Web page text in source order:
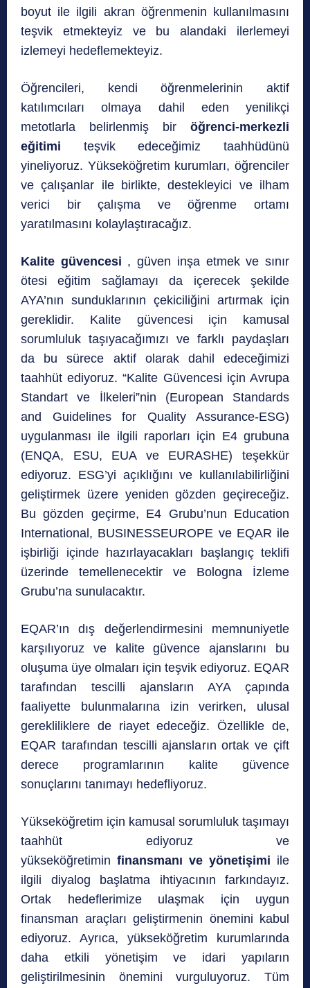
boyut ile ilgili akran öğrenmenin kullanılmasını
teşvik etmekteyiz ve bu alandaki ilerlemeyi
izlemeyi hedeflemekteyiz.
Öğrencileri, kendi öğrenmelerinin aktif
katılımcıları olmaya dahil eden yenilikçi
metotlarla belirlenmiş bir öğrenci-merkezli
eğitimi teşvik edeceğimiz taahhüdünü
yineliyoruz. Yükseköğretim kurumları, öğrenciler
ve çalışanlar ile birlikte, destekleyici ve ilham
verici bir çalışma ve öğrenme ortamı
yaratılmasını kolaylaştıracağız.
Kalite güvencesi , güven inşa etmek ve sınır
ötesi eğitim sağlamayı da içerecek şekilde
AYA’nın sunduklarının çekiciliğini artırmak için
gereklidir. Kalite güvencesi için kamusal
sorumluluk taşıyacağımızı ve farklı paydaşları
da bu sürece aktif olarak dahil edeceğimizi
taahhüt ediyoruz. “Kalite Güvencesi için Avrupa
Standart ve İlkeleri”nin (European Standards
and Guidelines for Quality Assurance-ESG)
uygulanması ile ilgili raporları için E4 grubuna
(ENQA, ESU, EUA ve EURASHE) teşekkür
ediyoruz. ESG’yi açıklığını ve kullanılabilirliğini
geliştirmek üzere yeniden gözden geçireceğiz.
Bu gözden geçirme, E4 Grubu’nun Education
International, BUSINESSEUROPE ve EQAR ile
işbirliği içinde hazırlayacakları başlangıç teklifi
üzerinde temellenecektir ve Bologna İzleme
Grubu’na sunulacaktır.
EQAR’ın dış değerlendirmesini memnuniyetle
karşılıyoruz ve kalite güvence ajanslarını bu
oluşuma üye olmaları için teşvik ediyoruz. EQAR
tarafından tescilli ajansların AYA çapında
faaliyette bulunmalarına izin verirken, ulusal
gerekliliklere de riayet edeceğiz. Özellikle de,
EQAR tarafından tescilli ajansların ortak ve çift
derece programlarının kalite güvence
sonuçlarını tanımayı hedefliyoruz.
Yükseköğretim için kamusal sorumluluk taşımayı
taahhüt ediyoruz ve
yükseköğretimin finansmanı ve yönetişimi ile
ilgili diyalog başlatma ihtiyacının farkındayız.
Ortak hedeflerimize ulaşmak için uygun
finansman araçları geliştirmenin önemini kabul
ediyoruz. Ayrıca, yükseköğretim kurumlarında
daha etkili yönetişim ve idari yapıların
geliştirilmesinin önemini vurguluyoruz. Tüm